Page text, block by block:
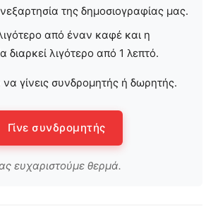
της δημοσιογραφίας μας.
από έναν καφέ και η
διαρκεί λιγότερο από 1 λεπτό.
να γίνεις συνδρομητής ή δωρητής.
Γίνε συνδρομητής
ευχαριστούμε θερμά.